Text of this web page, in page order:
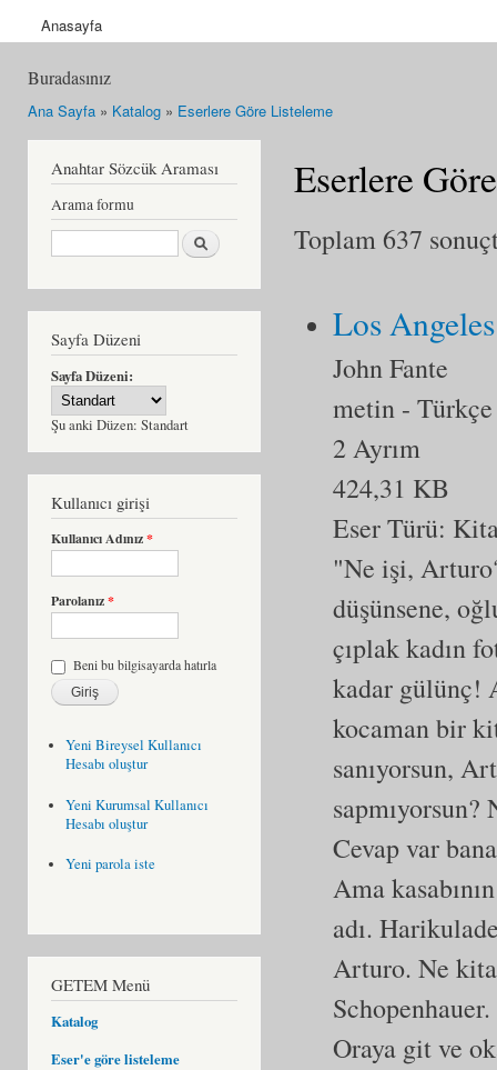
Anasayfa
Buradasınız
Ana Sayfa » Katalog » Eserlere Göre Listeleme
Anahtar Sözcük Araması
Arama formu
Ara
Sayfa Düzeni
Sayfa Düzeni:
Şu anki Düzen: Standart
Kullanıcı girişi
Kullanıcı Adınız*
Parolanız*
Beni bu bilgisayarda hatırla
Yeni Bireysel Kullanıcı
Hesabı oluştur
Yeni Kurumsal Kullanıcı
Hesabı oluştur
Yeni parola iste
GETEM Menü
Katalog
Eser'e göre listeleme
Eserlere
Toplam 637
Los
John Fante
metin - Türkçe
2 Ayrım
424,31 KB
Eser Türü:
"Ne işi,
düşünsene,
çıplak kadın
kadar gülünç!
kocaman bir
sanıyorsun,
Cevap var
Ama
adı.
Arturo. Ne
Oraya git ve